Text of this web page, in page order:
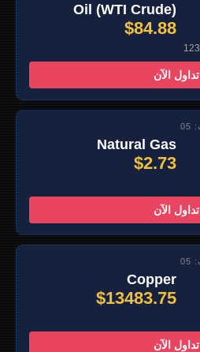
Oil (WTI Crude)
$84.88
تداول الآن
Natural Gas
$2.73
تداول الآن
Copper
$13483.75
تداول الآن